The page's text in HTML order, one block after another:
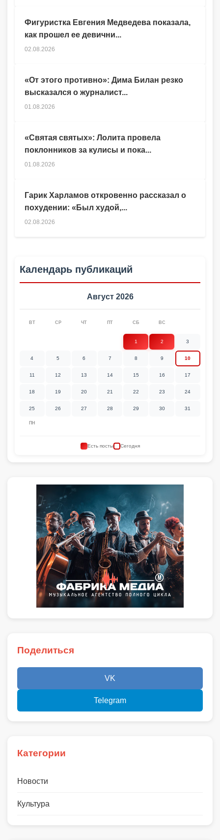
Гарик Харламов откровенно рассказал о
похудении: «Был худой,...
02.08.2026
Фигуристка Евгения Медведева показала,
как прошел ее девични...
02.08.2026
«От этого противно»: Дима Билан резко
высказался о журналист...
01.08.2026
«Святая святых»: Лолита провела
поклонников за кулисы и пока...
01.08.2026
Календарь публикаций
Август 2026
ПН
ВТ СР ЧТ ПТ СБ ВС
1 2 3
4 5 6 7 8 9 10
11 12 13 14 15 16 17
18 19 20 21 22 23 24
25 26 27 28 29 30 31
Есть посты Сегодня
Поделиться
VK
Telegram
Категории
Новости
Культура